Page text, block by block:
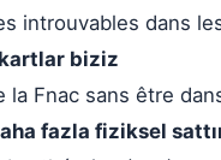
introuvables dans
biziz
Fnac sans être
fazla fiziksel